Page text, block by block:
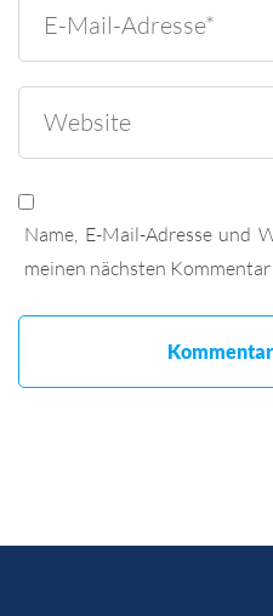
Name, E-Mail-Adresse und
meinen nächsten Kommentar